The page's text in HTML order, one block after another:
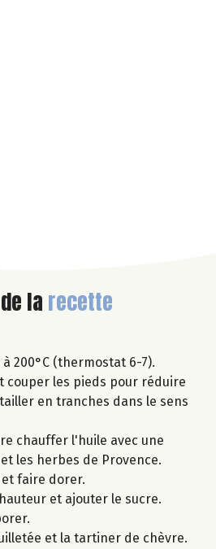
de la recette
200°C (thermostat 6-7).
couper les pieds pour réduire
en tranches dans le sens
chauffer l'huile avec une
les herbes de Provence.
faire dorer.
et ajouter le sucre.
et la tartiner de chèvre.